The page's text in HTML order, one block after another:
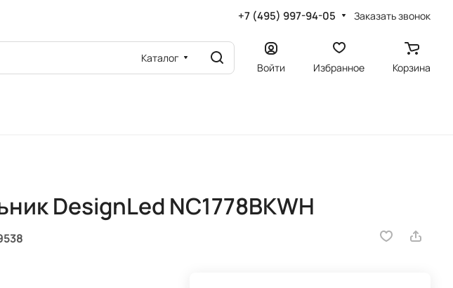
+7 (495) 997-94-05 Заказать звонок
Каталог
Войти Избранное Корзина
DesignLed NC1778BKWH